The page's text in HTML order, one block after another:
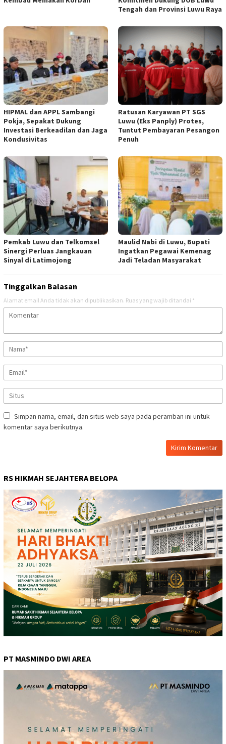
Tengah dan Provinsi Luwu Raya
HIPMAL dan APPL Sambangi
Pokja, Sepakat Dukung
Investasi Berkeadilan dan Jaga
Kondusivitas
Ratusan Karyawan PT SGS
Luwu (Eks Panply) Protes,
Tuntut Pembayaran Pesangon
Penuh
Pemkab Luwu dan Telkomsel
Sinergi Perluas Jangkauan
Sinyal di Latimojong
Maulid Nabi di Luwu, Bupati
Ingatkan Pegawai Kemenag
Jadi Teladan Masyarakat
Tinggalkan Balasan
Alamat email Anda tidak akan dipublikasikan. Ruas yang wajib ditandai *
Simpan nama, email, dan situs web saya pada peramban ini untuk
komentar saya berikutnya.
RS HIKMAH SEJAHTERA BELOPA
PT MASMINDO DWI AREA